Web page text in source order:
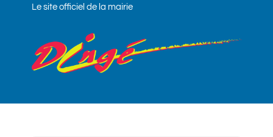
Le site officiel de la mairie